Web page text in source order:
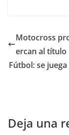
Motocross
ercan al título
Fútbol: se
Deja una